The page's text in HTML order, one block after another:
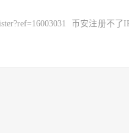
币安注册不了